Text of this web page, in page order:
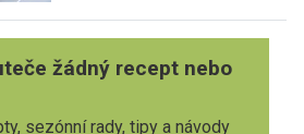
žádný recept nebo
sezónní rady, tipy a návody